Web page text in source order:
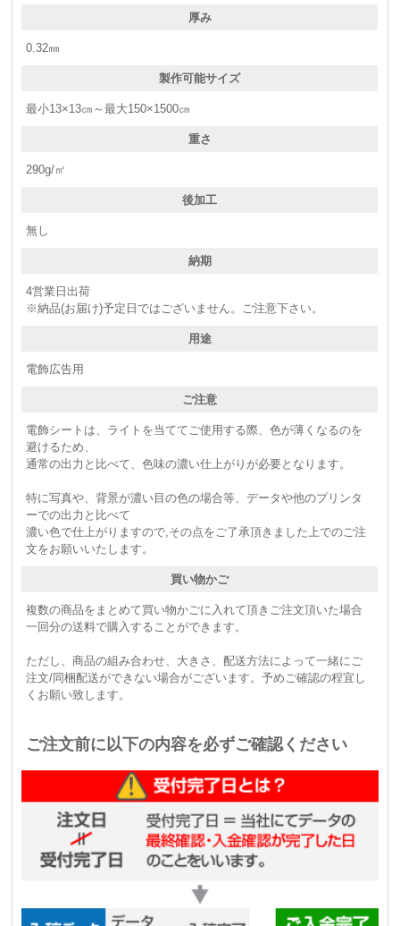
厚み
0.32㎜
製作可能サイズ
最小13×13㎝～最大150×1500㎝
重さ
290g/㎡
後加工
無し
納期
4営業日出荷
※納品(お届け)予定日ではございません。ご注意下さい。
用途
電飾広告用
ご注意
電飾シートは、ライトを当ててご使用する際、色が薄くなるのを
避けるため、
通常の出力と比べて、色味の濃い仕上がりが必要となります。
特に写真や、背景が濃い目の色の場合等、データや他のプリンタ
ーでの出力と比べて
濃い色で仕上がりますので,その点をご了承頂きました上でのご注
文をお願いいたします。
買い物かご
複数の商品をまとめて買い物かごに入れて頂きご注文頂いた場合
一回分の送料で購入することができます。
ただし、商品の組み合わせ、大きさ、配送方法によって一緒にご
注文/同梱配送ができない場合がございます。予めご確認の程宜し
くお願い致します。
ご注文前に以下の内容を必ずご確認ください